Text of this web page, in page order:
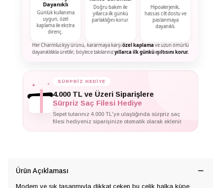
Dayanıklı
Günlük kullanıma
uygun, özel
kaplama ile ekstra
direnç.
Doğru bakım ile
yıllarca ilk günkü
parlaklığını korur.
Hipoalerjenik,
hassas cilt dostu ve
paslanmaya
dayanıklı.
Her Charmluckyy ürünü, kararmaya karşıözel kaplama ve uzun ömürlü
dayanıklılıkla üretilir; böylece takılarınızyıllarca ilk günkü ışıltısını korur.
✦ SÜRPRİZ HEDİYE
4.000 TL ve Üzeri Siparişlere
Sürpriz Saç Filesi Hediye
Sepet tutarınız 4.000 TL'ye ulaştığında sürpriz saç
filesi hediyeniz siparişinize otomatik olarak eklenir.
Ürün Açıklaması
Modern ve şık tasarımıyla dikkat çeken bu çelik halka küpe,